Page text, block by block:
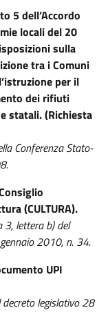
5 dell’Accordo
locali del 20
sulla
tra i Comuni
per il
dei rifiuti
statali. (Richiesta
Conferenza Stato-
(CULTURA).
3, lettera b) del
2010, n. 34.
UPI
decreto legislativo 28